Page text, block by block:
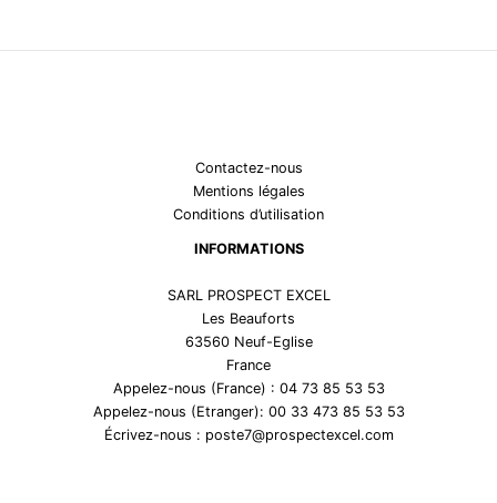
Contactez-nous
Mentions légales
Conditions d’utilisation
INFORMATIONS
SARL PROSPECT EXCEL
Les Beauforts
63560 Neuf-Eglise
France
Appelez-nous (France) : 04 73 85 53 53
Appelez-nous (Etranger): 00 33 473 85 53 53
Écrivez-nous : poste7@prospectexcel.com